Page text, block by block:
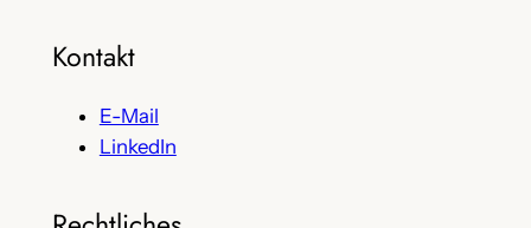
Kontakt
E-Mail
LinkedIn